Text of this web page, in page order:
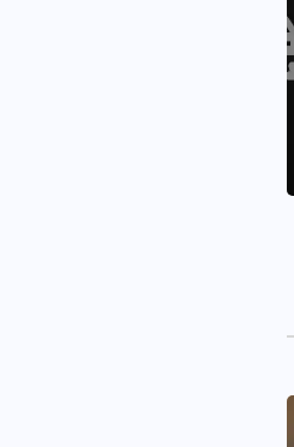
कार्यक्रम में
तारीखों की